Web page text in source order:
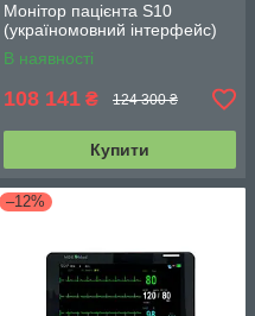
Монітор пацієнта S10
(україномовний інтерфейс)
В наявності
108 141 ₴ 124 300 ₴
Купити
–12%